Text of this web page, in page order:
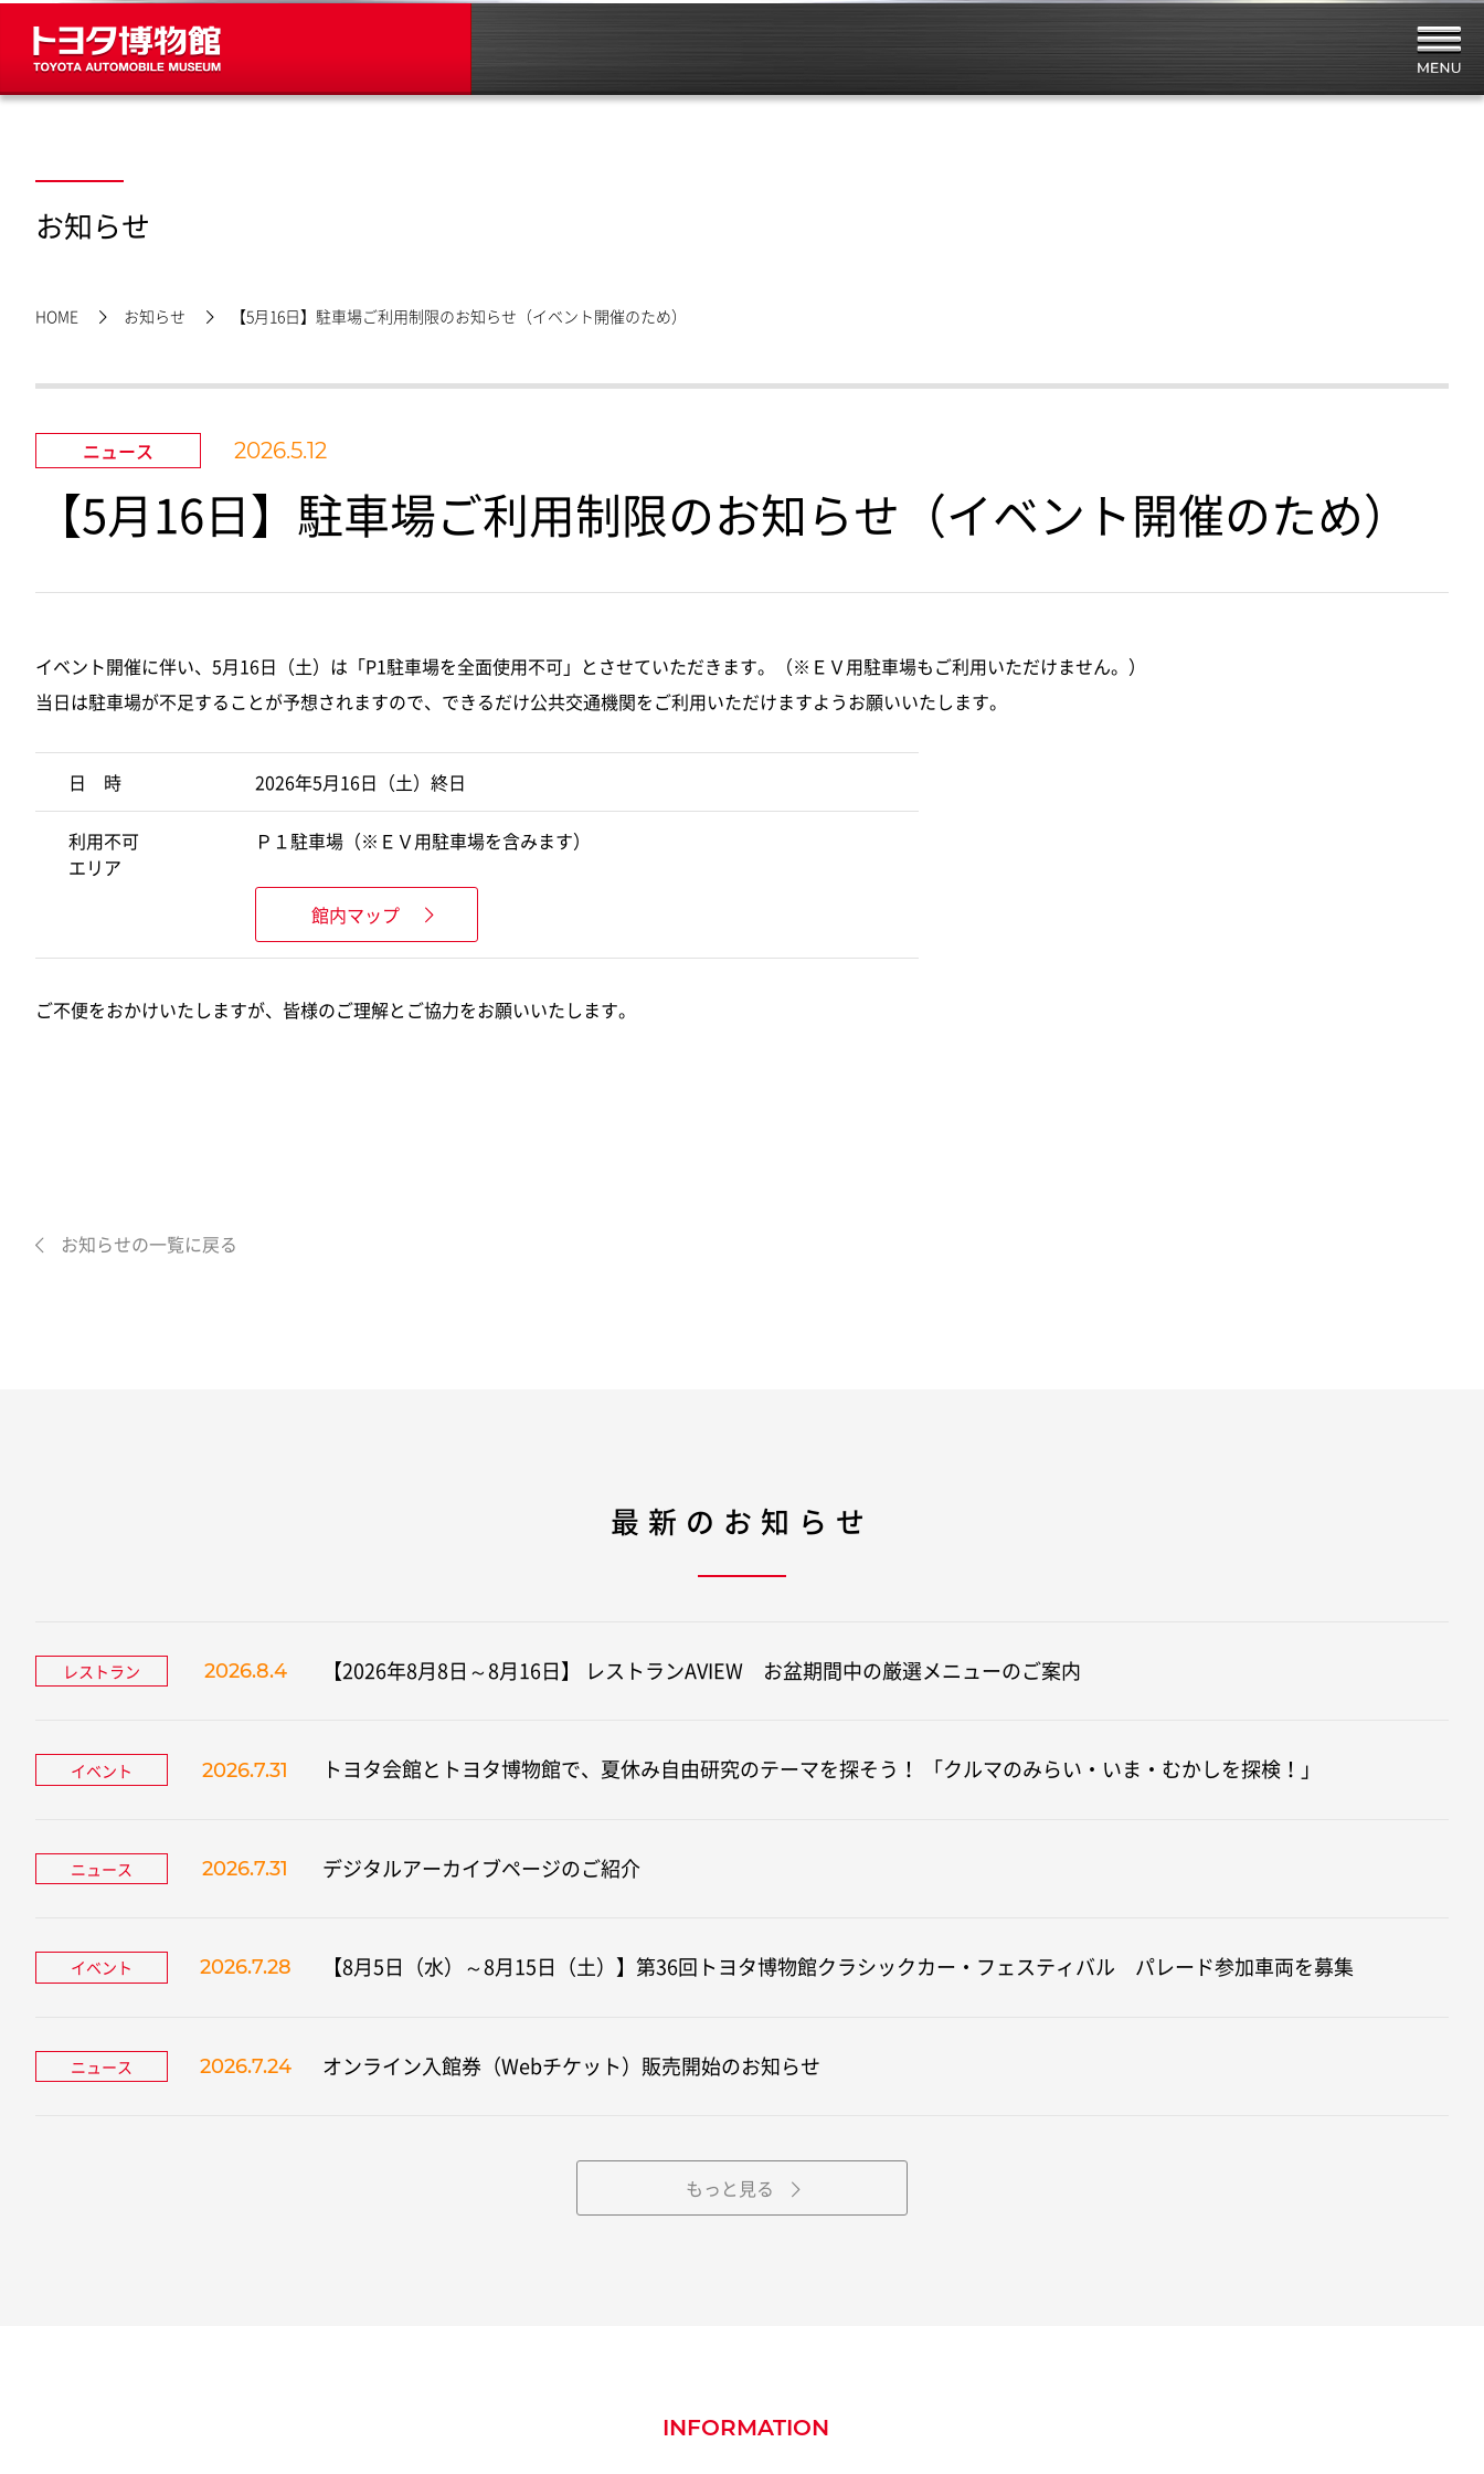
お知らせ
HOME お知らせ 【5月16日】駐車場ご利用制限のお知らせ（イベント開催のため）
ニュース 2026.5.12
【5月16日】駐車場ご利用制限のお知らせ（イベント開催のため）
イベント開催に伴い、5月16日（土）は「P1駐車場を全面使用不可」とさせていただきます。（※ＥＶ用駐車場もご利用いただけません。）
当日は駐車場が不足することが予想されますので、できるだけ公共交通機関をご利用いただけますようお願いいたします。
日 時 2026年5月16日（土）終日
利用不可
エリア
Ｐ１駐車場（※ＥＶ用駐車場を含みます）
館内マップ
ご不便をおかけいたしますが、皆様のご理解とご協力をお願いいたします。
お知らせの一覧に戻る
最新のお知らせ
レストラン 2026.8.4 【2026年8月8日～8月16日】 レストランAVIEW お盆期間中の厳選メニューのご案内
イベント 2026.7.31 トヨタ会館とトヨタ博物館で、夏休み自由研究のテーマを探そう！ 「クルマのみらい・いま・むかしを探検！」​
ニュース 2026.7.31 デジタルアーカイブページのご紹介
イベント 2026.7.28 【8月5日（水）～8月15日（土）】第36回トヨタ博物館クラシックカー・フェスティバル パレード参加車両を募集
ニュース 2026.7.24 オンライン入館券（Webチケット）販売開始のお知らせ
もっと見る
INFORMATION